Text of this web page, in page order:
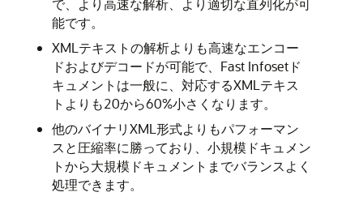
で、より高速な解析、より適切な直列化が可
能です。
XMLテキストの解析よりも高速なエンコー
ドおよびデコードが可能で、Fast Infosetド
キュメントは一般に、対応するXMLテキス
トよりも20から60%小さくなります。
他のバイナリXML形式よりもパフォーマン
スと圧縮率に勝っており、小規模ドキュメン
トから大規模ドキュメントまでバランスよく
処理できます。